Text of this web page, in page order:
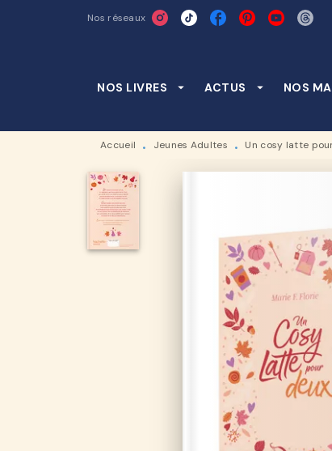
RECHERCHE
Nos réseaux
NOS LIVRES arrow_drop_down ACTUS arrow_drop_down NOS
Accueil • Jeunes Adultes • Un cosy latte